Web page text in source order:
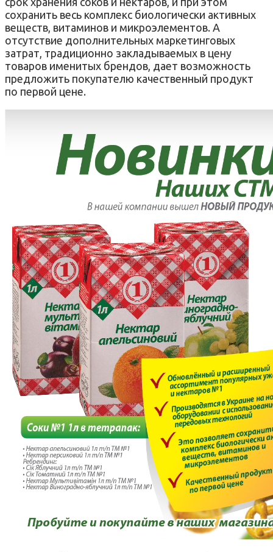
сохранить весь комплекс биологически активных
веществ, витаминов и микроэлементов. А
отсутствие дополнительных маркетинговых
затрат, традиционно закладываемых в цену
товаров именитых брендов, дает возможность
предложить покупателю качественный продукт
по первой цене.